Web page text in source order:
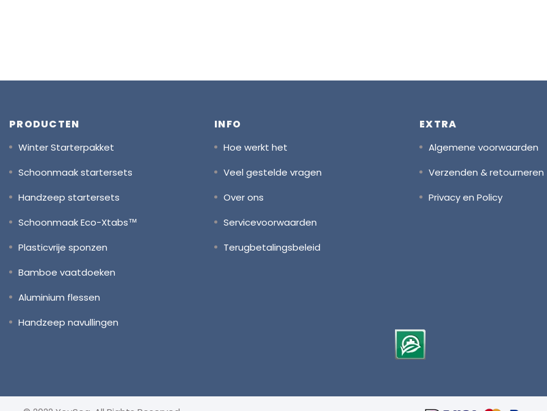
PRODUCTEN
Winter Starterpakket
Schoonmaak startersets
Handzeep startersets
Schoonmaak Eco-Xtabs™
Plasticvrije sponzen
Bamboe vaatdoeken
Aluminium flessen
Handzeep navullingen
INFO
Hoe werkt het
Veel gestelde vragen
Over ons
Servicevoorwaarden
Terugbetalingsbeleid
EXTRA
Algemene voorwaarden
Verzenden & retourneren
Privacy en Policy